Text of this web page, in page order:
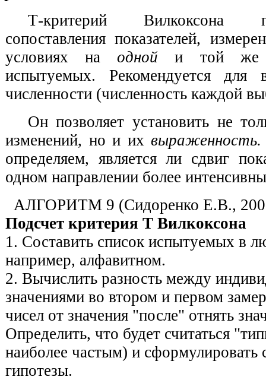
Т-критерий Вилкоксона
сопоставления показателей,
условиях наоднойи той же
испытуемых. Рекомендуется для
численности (численность каждой
Он позволяет установить не
изменений, но и их
определяем, является ли сдвиг
одном направлении более
АЛГОРИТМ 9 (Сидоренко Е.В.,
Подсчет критерия Т Вилкоксона
1. Составить список испытуемых в
например, алфавитном.
2. Вычислить разность между
значениями во втором и первом
чисел от значения "после" отнять
Определить, что будет считать­ся
наиболее частым) и сформулировать
гипоте­зы.